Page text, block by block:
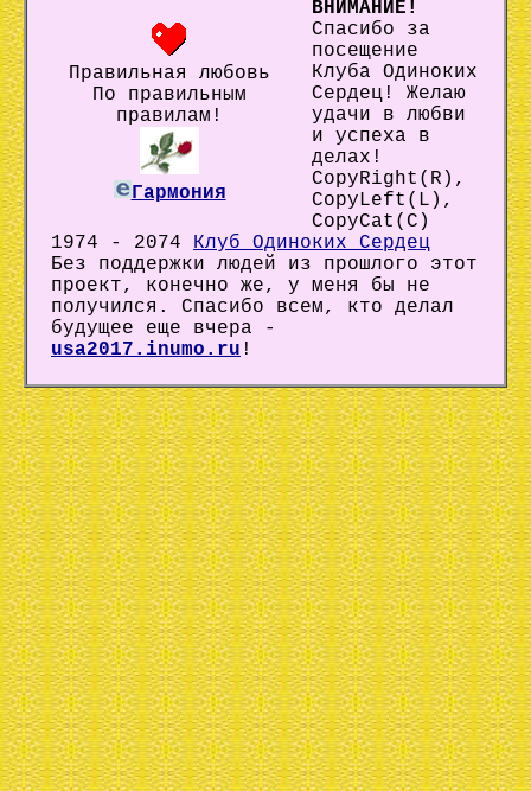
Правильная любовь
По правильным
правилам!
Гармония
ВНИМАНИЕ!
Спасибо за
посещение
Клуба Одиноких
Сердец! Желаю
удачи в любви
и успеха в
делах!
CopyRight(R),
CopyLeft(L),
CopyCat(C)
1974 - 2074 Клуб Одиноких Сердец
Без поддержки людей из прошлого этот
проект, конечно же, у меня бы не
получился. Спасибо всем, кто делал
будущее еще вчера -
usa2017.inumo.ru !